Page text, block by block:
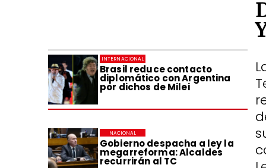
Brasil reduce contacto
diplomático con Argentina
por dichos de Milei
INTERNACIONAL
Gobierno despacha a ley la
megarreforma: Alcaldes
recurrirán al TC
NACIONAL